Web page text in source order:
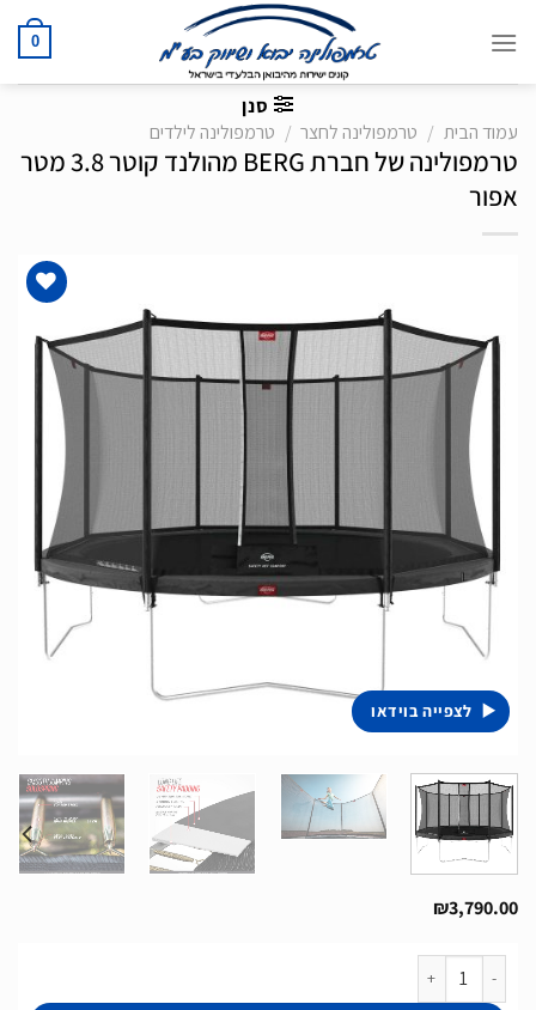
0
סנן
עמוד הבית
/ טרמפולינה לחצר / טרמפולינה לילדים
טרמפולינה של חברת BERG מהולנד קוטר 3.8 מטר
אפור
הוסף
לרשימת
המשאלות
לצפייה בוידאו
₪3,790.00
כמות של טרמפולינה של חברת BERG מהולנד קוטר 3.8 מטר אפור